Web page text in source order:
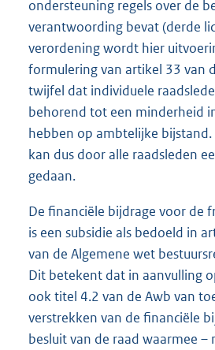
ondersteuning regels over de
verantwoording bevat (derde
verordening wordt hier
formulering van artikel 33 van
twijfel dat individuele
behorend tot een minderheid
hebben op ambtelijke
kan dus door alle raadsleden
gedaan.
De financiële bijdrage voor de
is een subsidie als bedoeld in
van de Algemene wet
Dit betekent dat in aanvulling
ook titel 4.2 van de Awb van
verstrekken van de financiële
besluit van de raad waarmee